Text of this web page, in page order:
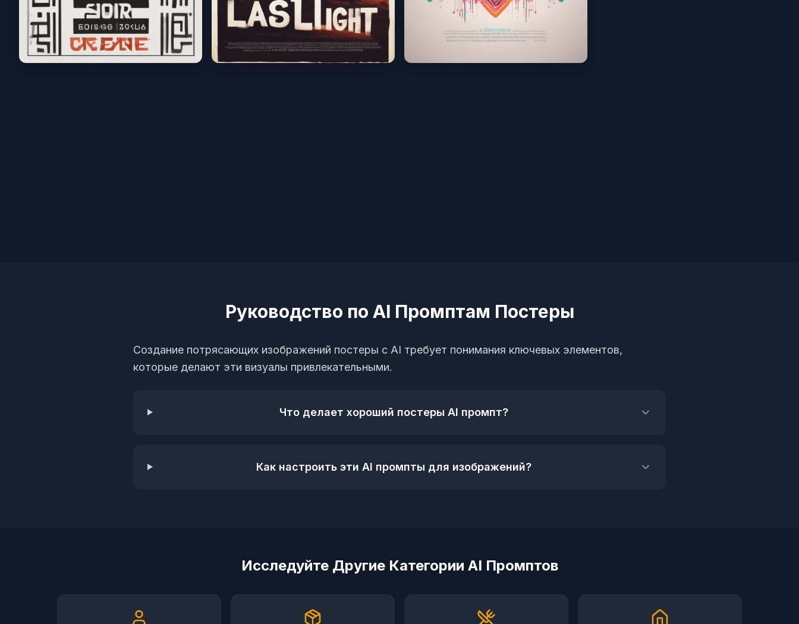
Руководство по AI Промптам Постеры
Создание потрясающих изображений постеры с AI требует понимания ключевых элементов,
которые делают эти визуалы привлекательными.
Что делает хороший постеры AI промпт?
Как настроить эти AI промпты для изображений?
Исследуйте Другие Категории AI Промптов